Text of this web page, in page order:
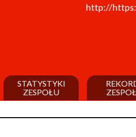
http://
STATYSTYKI
ZESPOŁU